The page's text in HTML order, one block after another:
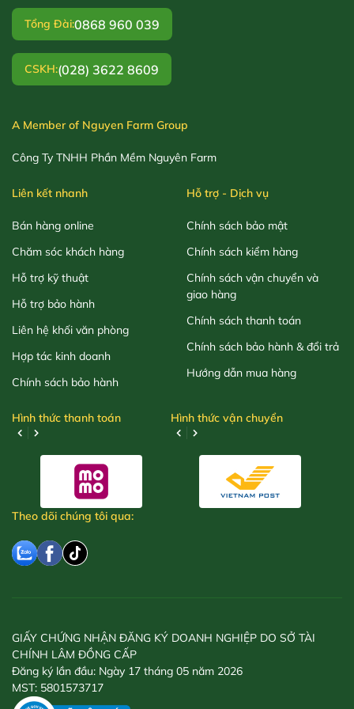
Tổng Đài:0868 960 039
CSKH:(028) 3622 8609
A Member of Nguyen Farm Group
Công Ty TNHH Phần Mềm Nguyên Farm
Liên kết nhanh
Bán hàng online
Chăm sóc khách hàng
Hỗ trợ kỹ thuật
Hỗ trợ bảo hành
Liên hệ khối văn phòng
Hợp tác kinh doanh
Chính sách bảo hành
Hỗ trợ - Dịch vụ
Chính sách bảo mật
Chính sách kiểm hàng
Chính sách vận chuyển và
giao hàng
Chính sách thanh toán
Chính sách bảo hành & đổi trả
Hướng dẫn mua hàng
Hình thức thanh toán Hình thức vận chuyển
Theo dõi chúng tôi qua:
GIẤY CHỨNG NHẬN ĐĂNG KÝ DOANH NGHIỆP DO SỞ TÀI
CHÍNH LÂM ĐỒNG CẤP
Đăng ký lần đầu: Ngày 17 tháng 05 năm 2026
MST: 5801573717